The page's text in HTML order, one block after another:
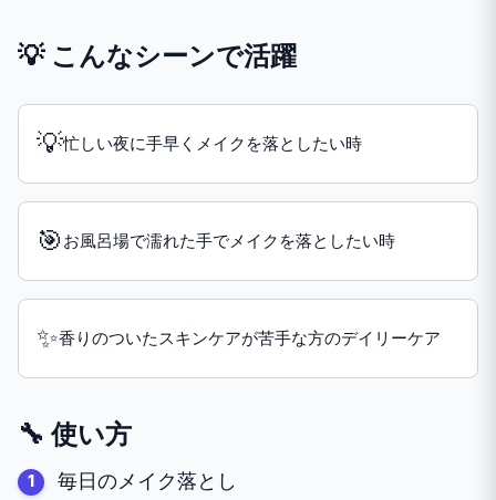
💡 こんなシーンで活躍
💡忙しい夜に手早くメイクを落としたい時
🎯 お風呂場で濡れた手でメイクを落としたい時
✨香りのついたスキンケアが苦手な方のデイリーケア
🔧 使い方
毎日のメイク落とし